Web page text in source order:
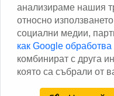
анализираме нашия
относно
социални медии,
как Google
комбинират с друга
която са събрали от